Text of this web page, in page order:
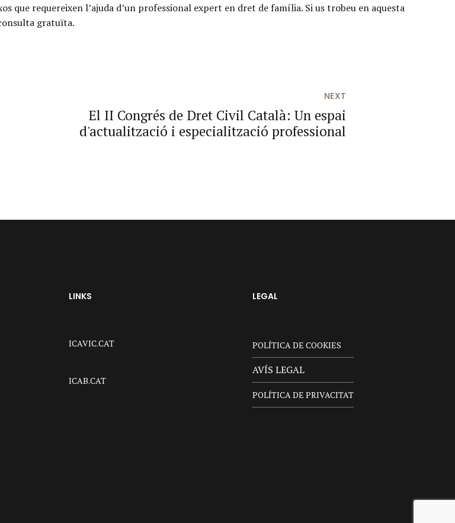
que requereixen l’ajuda d’un professional expert en dret de família. Si us trobeu en aquesta
gratuïta.
NEXT
El II Congrés de Dret Civil Català: Un espai
d'actualització i especialització professional
LINKS
ICAVIC.CAT
ICAB.CAT
LEGAL
POLÍTICA DE COOKIES
AVÍS LEGAL
POLÍTICA DE PRIVACITAT